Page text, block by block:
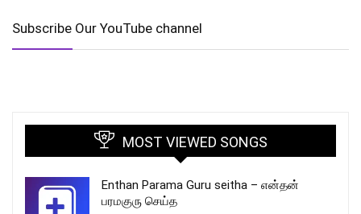
Subscribe Our YouTube channel
MOST VIEWED SONGS
Enthan Parama Guru seitha – என்தன்
பரமகுரு செய்த